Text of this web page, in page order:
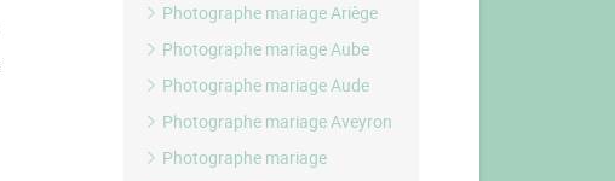
Photographe mariage Ariège
Photographe mariage Aube
Photographe mariage Aude
Photographe mariage Aveyron
Photographe mariage